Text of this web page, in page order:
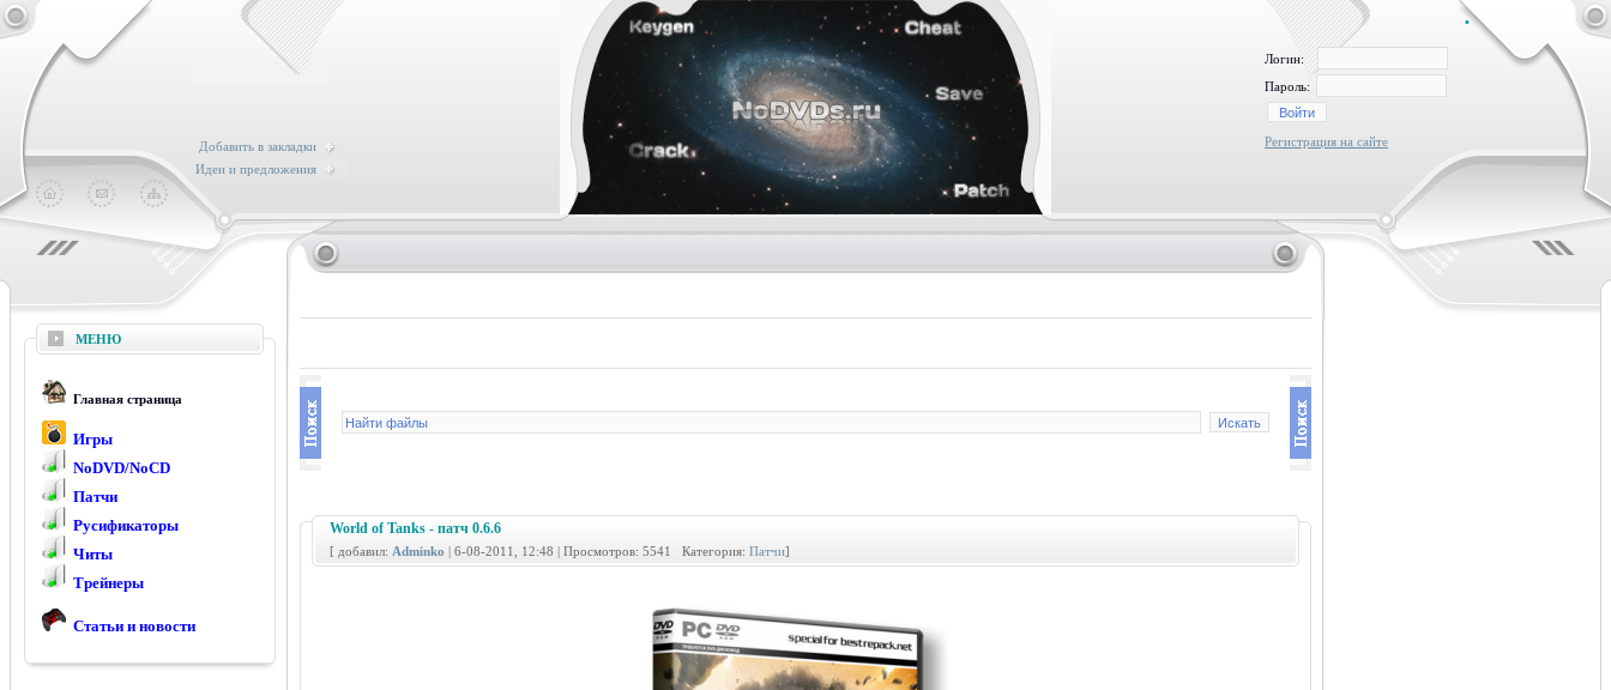
Добавить в закладки
Идеи и предложения
•
Логин:
Пароль:
Регистрация на сайте
МЕНЮ
Главная страница
Игры
NoDVD/NoCD
Патчи
Русификаторы
Читы
Трейнеры
Статьи и новости
World of Tanks - патч 0.6.6
[ добавил: Adminko | 6-08-2011, 12:48 | Просмотров: 5541 Категория: Патчи]